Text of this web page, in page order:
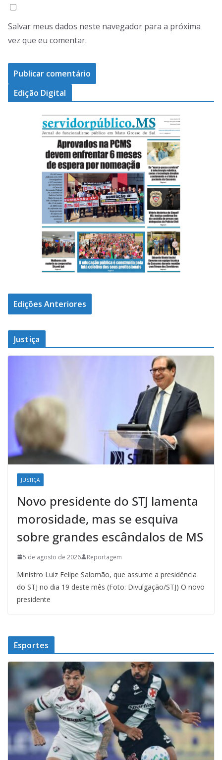
Salvar meus dados neste navegador para a próxima
vez que eu comentar.
Edição Digital
Edições Anteriores
Justiça
JUSTIÇA
Novo presidente do STJ lamenta
morosidade, mas se esquiva
sobre grandes escândalos de MS
5 de agosto de 2026 Reportagem
Ministro Luiz Felipe Salomão, que assume a presidência
do STJ no dia 19 deste mês (Foto: Divulgação/STJ) O novo
presidente
Esportes